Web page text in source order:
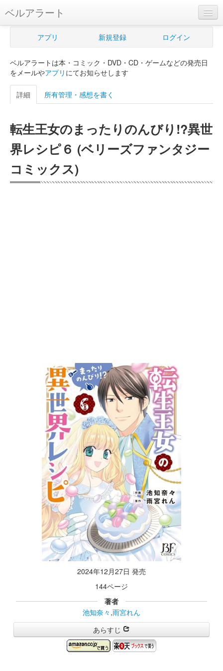
ベルアラート
ベルアラートとは
新規登録
ログイン
購入管理
Myシェルフ
プレミアム
アプリ 新規登録 ログイン
ベルアラートは本・コミック・DVD・CD・ゲームなどの発売日
をメールやアプリ にてお知らせします
詳細 所有管理・感想を書く
転生王女のまったりのんびり!?異世
界レシピ６ (ベリーズファンタジー
コミックス)
2024年12月27日 発売
144ページ
著者
池知奈々 ,雨宮れん
あらすじ